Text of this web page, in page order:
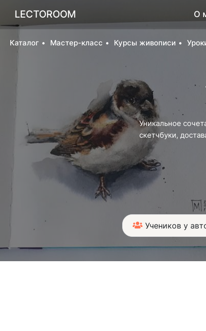
LECTOROOM О
Каталог Мастер-класс Курсы живописи
Уникальное
скетчбуки,
Учеников у